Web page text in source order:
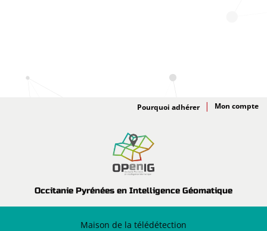
Occitanie Pyrénées en Intelligence Géomatique
Adhésion
Pourquoi adhérer
Maison de la télédétection